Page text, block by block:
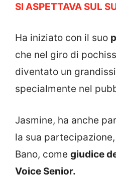
SI ASPETTAVA SUL
Ha iniziato con il suo
che nel giro di
diventato un
specialmente nel
Jasmine, ha anche
la sua
Bano, come giudice
Voice Senior.